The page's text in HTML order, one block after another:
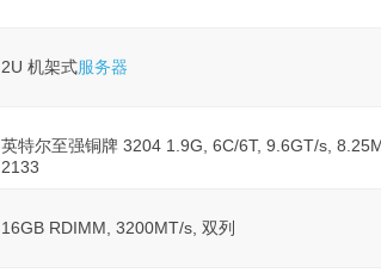
2U 机架式服务器
英特尔至强铜牌 3204 1.9G, 6C/6T, 9.6GT/s,
2133
16GB RDIMM, 3200MT/s, 双列